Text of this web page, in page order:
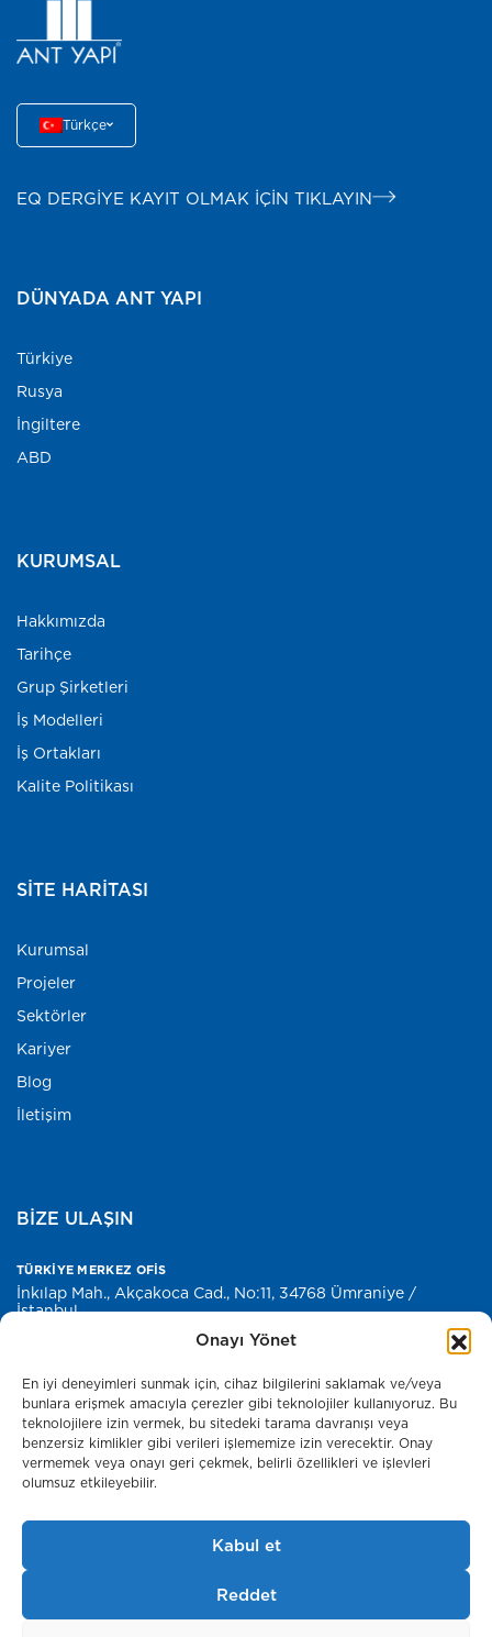
Onayı Yönet
En iyi deneyimleri sunmak için, cihaz bilgilerini saklamak ve/veya
bunlara erişmek amacıyla çerezler gibi teknolojiler kullanıyoruz. Bu
teknolojilere izin vermek, bu sitedeki tarama davranışı veya
benzersiz kimlikler gibi verileri işlememize izin verecektir. Onay
vermemek veya onayı geri çekmek, belirli özellikleri ve işlevleri
olumsuz etkileyebilir.
Kabul et
Reddet
Türkçe
EQ DERGİYE KAYIT OLMAK İÇİN TIKLAYIN
DÜNYADA ANT YAPI
Türkiye
Rusya
İngiltere
ABD
KURUMSAL
Hakkımızda
Tarihçe
Grup Şirketleri
İş Modelleri
İş Ortakları
Kalite Politikası
SITE HARITASI
Kurumsal
Projeler
Sektörler
Kariyer
Blog
İletişim
BİZE ULAŞIN
TÜRKİYE MERKEZ OFİS
İnkılap Mah., Akçakoca Cad., No:11, 34768 Ümraniye /
İstanbul
Basın Odası
Çerez Politikası
Kişisel Veri ve Gizlilik Politikamız